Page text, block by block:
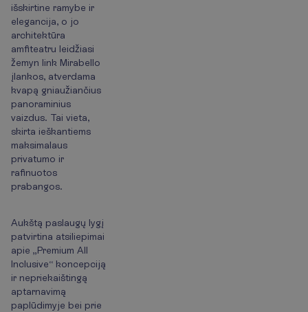
išskirtine ramybe ir
elegancija, o jo
architektūra
amfiteatru leidžiasi
žemyn link Mirabello
įlankos, atverdama
kvapą gniaužiančius
panoraminius
vaizdus. Tai vieta,
skirta ieškantiems
maksimalaus
privatumo ir
rafinuotos
prabangos.
Aukštą paslaugų lygį
patvirtina atsiliepimai
apie „Premium All
Inclusive“ koncepciją
ir nepriekaištingą
aptarnavimą
paplūdimyje bei prie